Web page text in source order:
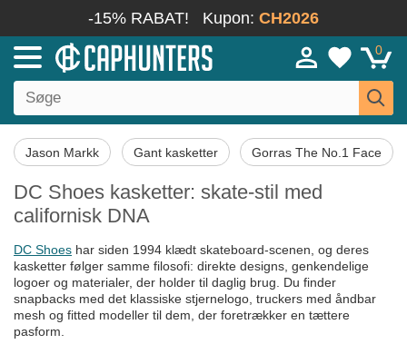
-15% RABAT! Kupon: CH2026
0
Jason Markk Gant kasketter Gorras The No.1 Face
DC Shoes kasketter: skate-stil med
californisk DNA
DC Shoes har siden 1994 klædt skateboard-scenen, og deres
kasketter følger samme filosofi: direkte designs, genkendelige
logoer og materialer, der holder til daglig brug. Du finder
snapbacks med det klassiske stjernelogo, truckers med åndbar
mesh og fitted modeller til dem, der foretrækker en tættere
pasform.